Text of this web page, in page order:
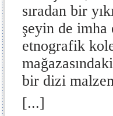
sıradan bir
şeyin de
etnografik
bir dizi
[...]